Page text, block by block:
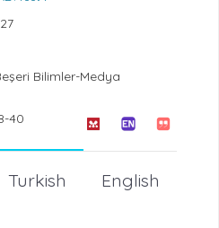
Bilimler-Medya
40
English
Turkish